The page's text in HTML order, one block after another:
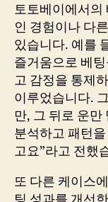
토토베이에서의
인 경험이나 다
있습니다. 예를
즐거움으로 베
고 감정을 통제
이루었습니다.
만, 그 뒤로 운
분석하고 패턴
고요”라고 전했
또 다른 케이스